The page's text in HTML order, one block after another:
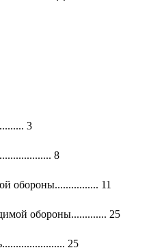
3
8
обороны................ 11
обороны............. 25
25